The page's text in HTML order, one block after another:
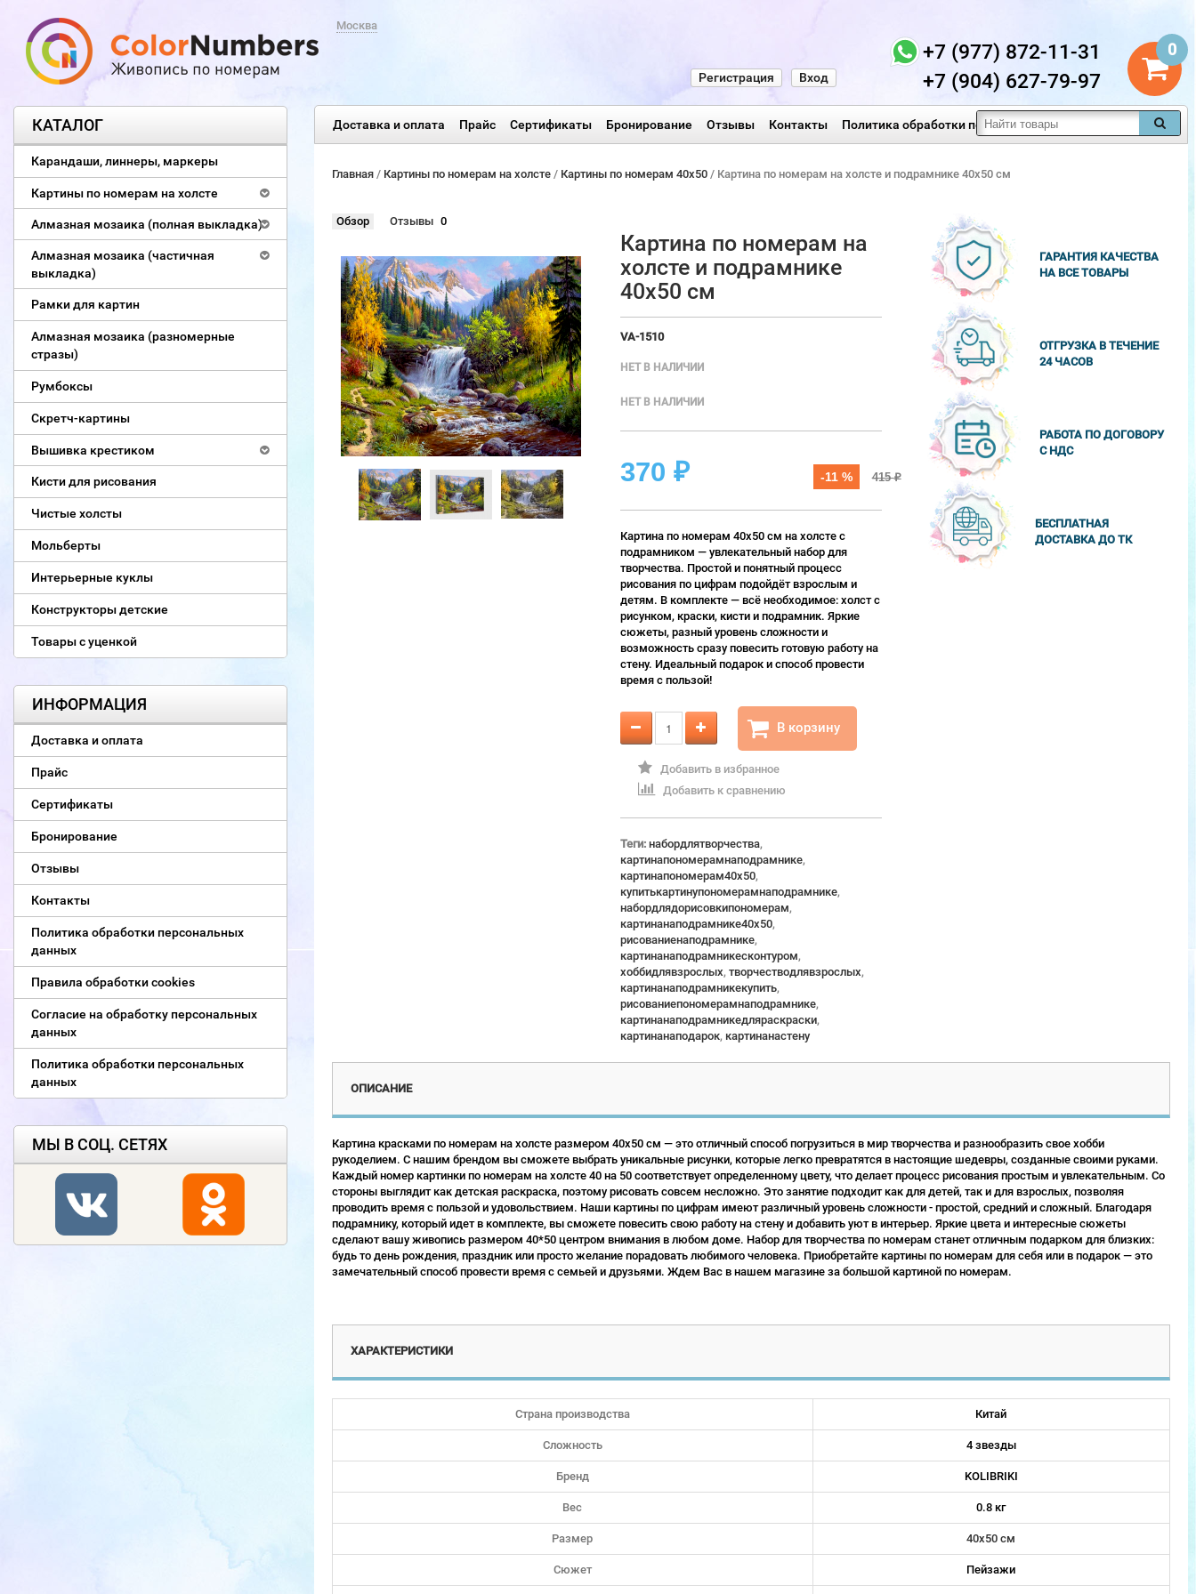
Москва
0
+7 (977) 872-11-31
+7 (904) 627-79-97
Вход
Регистрация
Доставка и оплата Прайс Сертификаты Бронирование Отзывы Контакты Политика обработки персональных данных
КАТАЛОГ
Карандаши, линнеры, маркеры
Картины по номерам на холсте
Алмазная мозаика (полная выкладка)
Алмазная мозаика (частичная
выкладка)
Рамки для картин
Алмазная мозаика (разномерные
стразы)
Румбоксы
Скретч-картины
Вышивка крестиком
Кисти для рисования
Чистые холсты
Мольберты
Интерьерные куклы
Конструкторы детские
Товары с уценкой
ИНФОРМАЦИЯ
Доставка и оплата
Прайс
Сертификаты
Бронирование
Отзывы
Контакты
Политика обработки персональных
данных
Правила обработки cookies
Согласие на обработку персональных
данных
Политика обработки персональных
данных
МЫ В СОЦ. СЕТЯХ
Главная/ Картины по номерам на холсте / Картины по номерам 40х50 / Картина по номерам на холсте и подрамнике 40х50 см
Обзор Отзывы 0
Картина по номерам на
холсте и подрамнике
40х50 см
VA-1510
НЕТ В НАЛИЧИИ
НЕТ В НАЛИЧИИ
370 ₽ -11 % 415₽
Картина по номерам 40х50 см на холсте с
подрамником — увлекательный набор для
творчества. Простой и понятный процесс
рисования по цифрам подойдёт взрослым и
детям. В комплекте — всё необходимое: холст с
рисунком, краски, кисти и подрамник. Яркие
сюжеты, разный уровень сложности и
возможность сразу повесить готовую работу на
стену. Идеальный подарок и способ провести
время с пользой!
В корзину
Добавить в избранное
Добавить к сравнению
Теги: набордлятворчества,
картинапономерамнаподрамнике,
картинапономерам40x50,
купитькартинупономерамнаподрамнике,
набордлядорисовкипономерам,
картинанаподрамнике40x50,
рисованиенаподрамнике,
картинанаподрамникесконтуром,
хоббидлявзрослых, творчестводлявзрослых,
картинанаподрамникекупить,
рисованиепономерамнаподрамнике,
картинанаподрамникедляраскраски,
картинанаподарок, картинанастену
ГАРАНТИЯ КАЧЕСТВА
НА ВСЕ ТОВАРЫ
ОТГРУЗКА В ТЕЧЕНИЕ
24 ЧАСОВ
РАБОТА ПО ДОГОВОРУ
С НДС
БЕСПЛАТНАЯ
ДОСТАВКА ДО ТК
ОПИСАНИЕ
Картина красками по номерам на холсте размером 40х50 см — это отличный способ погрузиться в мир творчества и разнообразить свое хобби
рукоделием. С нашим брендом вы сможете выбрать уникальные рисунки, которые легко превратятся в настоящие шедевры, созданные своими руками.
Каждый номер картинки по номерам на холсте 40 на 50 соответствует определенному цвету, что делает процесс рисования простым и увлекательным. Со
стороны выглядит как детская раскраска, поэтому рисовать совсем несложно. Это занятие подходит как для детей, так и для взрослых, позволяя
проводить время с пользой и удовольствием. Наши картины по цифрам имеют различный уровень сложности - простой, средний и сложный. Благодаря
подрамнику, который идет в комплекте, вы сможете повесить свою работу на стену и добавить уют в интерьер. Яркие цвета и интересные сюжеты
сделают вашу живопись размером 40*50 центром внимания в любом доме. Набор для творчества по номерам станет отличным подарком для близких:
будь то день рождения, праздник или просто желание порадовать любимого человека. Приобретайте картины по номерам для себя или в подарок — это
замечательный способ провести время с семьей и друзьями. Ждем Вас в нашем магазине за большой картиной по номерам.
ХАРАКТЕРИСТИКИ
Страна производства Китай
Сложность 4 звезды
Бренд KOLIBRIKI
Вес 0.8 кг
Размер 40х50 см
Сюжет Пейзажи